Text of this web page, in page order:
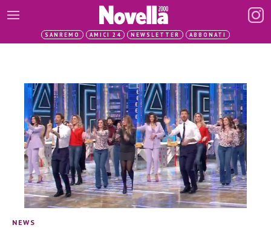
SANREMO AMICI 24 NEWSLETTER ABBONATI
NEWS